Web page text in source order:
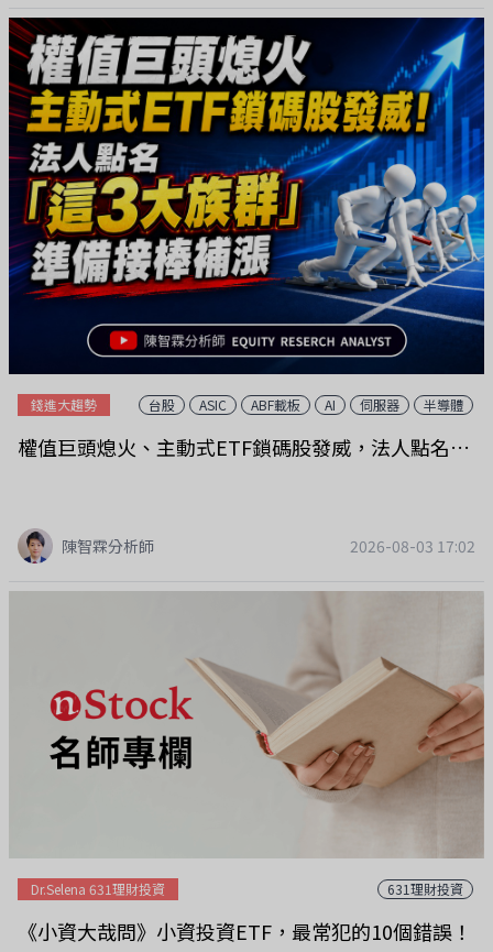
的目的，不再只是為了下一份薪水，而是讓自己擁有更多選擇人生
的自由。🌏💰加入會員，支持節目：
https://drselena.firstory.io/join
錢進大趨勢 台股 ASIC ABF載板 AI 伺服器 半導體
權值巨頭熄火、主動式ETF鎖碼股發威，法人點名「這3大族群」準備接棒補漲！
陳智霖分析師 2026-08-03 17:02
Dr.Selena 631理財投資 631理財投資
《小資大哉問》小資投資ETF，最常犯的10個錯誤！